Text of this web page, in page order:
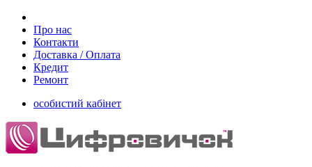
Про нас
Контакти
Доставка / Оплата
Кредит
Ремонт
особистий кабінет